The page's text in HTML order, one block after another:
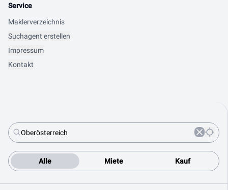
Alle Miete Kauf
Service
Maklerverzeichnis
Suchagent erstellen
Impressum
Kontakt